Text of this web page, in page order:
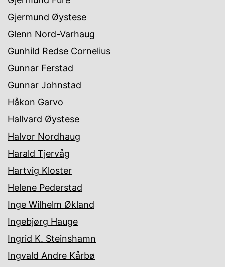
Gjermund Øystese
Glenn Nord-Varhaug
Gunhild Redse Cornelius
Gunnar Ferstad
Gunnar Johnstad
Håkon Garvo
Hallvard Øystese
Halvor Nordhaug
Harald Tjervåg
Hartvig Kloster
Helene Pederstad
Inge Wilhelm Økland
Ingebjørg Hauge
Ingrid K. Steinshamn
Ingvald Andre Kårbø